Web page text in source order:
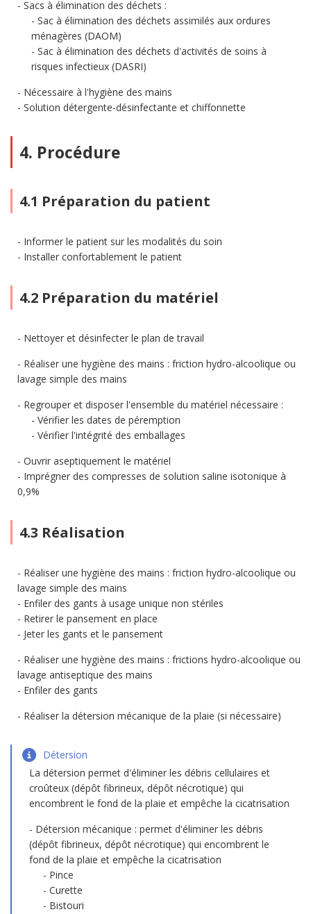
Sacs à élimination des déchets :
Sac à élimination des déchets assimilés aux ordures
ménagères (DAOM)
Sac à élimination des déchets d'activités de soins à
risques infectieux (DASRI)
Nécessaire à l'hygiène des mains
Solution détergente-désinfectante et chiffonnette
4. Procédure
4.1 Préparation du patient
Informer le patient sur les modalités du soin
Installer confortablement le patient
4.2 Préparation du matériel
Nettoyer et désinfecter le plan de travail
Réaliser une hygiène des mains : friction hydro-alcoolique ou
lavage simple des mains
Regrouper et disposer l'ensemble du matériel nécessaire :
Vérifier les dates de péremption
Vérifier l'intégrité des emballages
Ouvrir aseptiquement le matériel
Imprégner des compresses de solution saline isotonique à
0,9%
4.3 Réalisation
Réaliser une hygiène des mains : friction hydro-alcoolique ou
lavage simple des mains
Enfiler des gants à usage unique non stériles
Retirer le pansement en place
Jeter les gants et le pansement
Réaliser une hygiène des mains : frictions hydro-alcoolique ou
lavage antiseptique des mains
Enfiler des gants
Réaliser la détersion mécanique de la plaie (si nécessaire)
Détersion
La détersion permet d'éliminer les débris cellulaires et
croûteux (dépôt fibrineux, dépôt nécrotique) qui
encombrent le fond de la plaie et empêche la cicatrisation
Détersion mécanique : permet d'éliminer les débris
(dépôt fibrineux, dépôt nécrotique) qui encombrent le
fond de la plaie et empêche la cicatrisation
Pince
Curette
Bistouri